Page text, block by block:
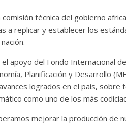
comisión técnica del gobierno
a replicar y establecer los
el apoyo del Fondo Internacional
Planificación y Desarrollo
logrados en el país, sobre
como uno de los más
mejorar la producción de